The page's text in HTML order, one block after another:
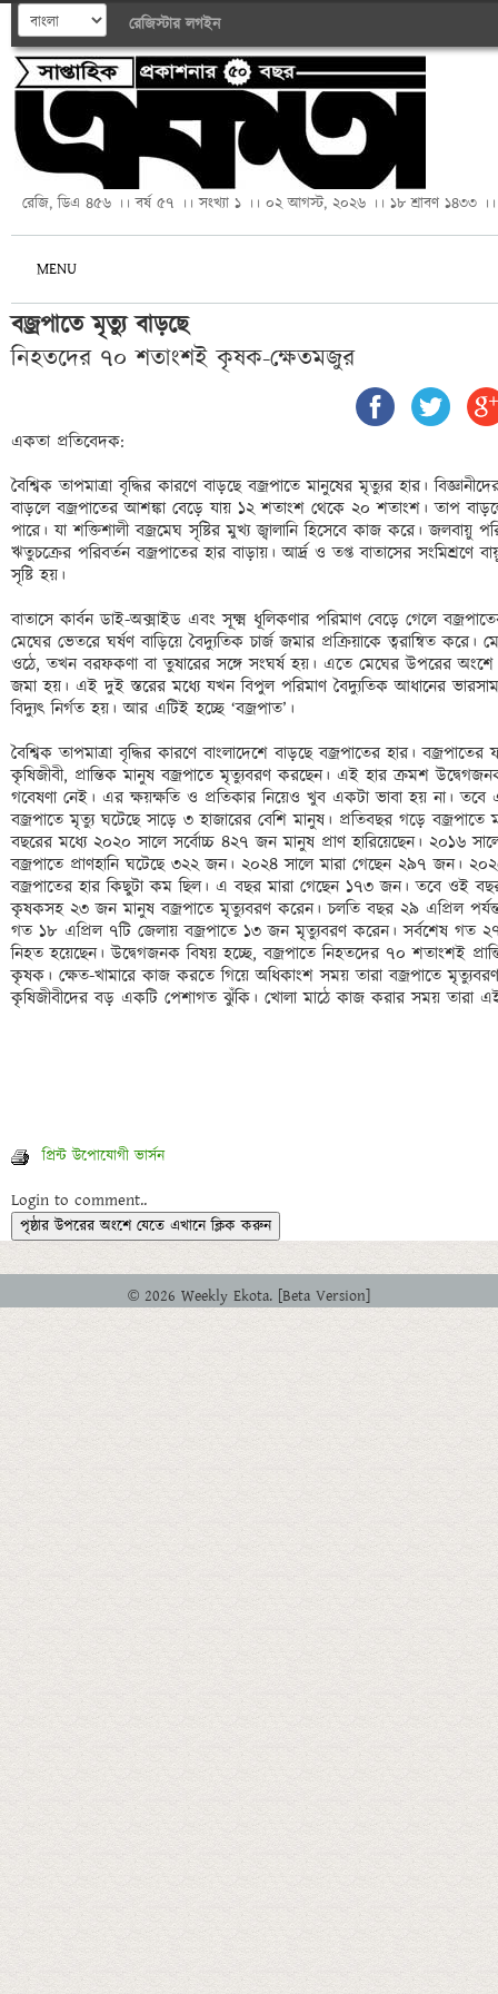
রেজিস্টার লগইন
রেজি, ডিএ ৪৫৬ ।। বর্ষ ৫৭ ।। সংখ্যা ১ ।। ০২ আগস্ট, ২০২৬ ।। ১৮ শ্রাবণ ১৪৩৩ ।।
MENU
বজ্রপাতে মৃত্যু বাড়ছে
নিহতদের ৭০ শতাংশই কৃষক-ক্ষেতমজুর
একতা প্রতিবেদক:
বৈশ্বিক তাপমাত্রা বৃদ্ধির কারণে বাড়ছে বজ্রপাতে মানুষের মৃত্যুর হার।
বাড়লে বজ্রপাতের আশঙ্কা বেড়ে যায় ১২ শতাংশ থেকে ২০ শতাংশ। তাপ
পারে। যা শক্তিশালী বজ্রমেঘ সৃষ্টির মুখ্য জ্বালানি হিসেবে কাজ করে। জলবায়ু
ঋতুচক্রের পরিবর্তন বজ্রপাতের হার বাড়ায়। আর্দ্র ও তপ্ত বাতাসের সংমিশ্রণে
সৃষ্টি হয়।
বাতাসে কার্বন ডাই-অক্সাইড এবং সূক্ষ্ম ধূলিকণার পরিমাণ বেড়ে গেলে
মেঘের ভেতরে ঘর্ষণ বাড়িয়ে বৈদ্যুতিক চার্জ জমার প্রক্রিয়াকে ত্বরান্বিত
ওঠে, তখন বরফকণা বা তুষারের সঙ্গে সংঘর্ষ হয়। এতে মেঘের উপরের অংশে
জমা হয়। এই দুই স্তরের মধ্যে যখন বিপুল পরিমাণ বৈদ্যুতিক আধানের
বিদ্যুৎ নির্গত হয়। আর এটিই হচ্ছে ‘বজ্রপাত’।
বৈশ্বিক তাপমাত্রা বৃদ্ধির কারণে বাংলাদেশে বাড়ছে বজ্রপাতের হার।
কৃষিজীবী, প্রান্তিক মানুষ বজ্রপাতে মৃত্যুবরণ করছেন। এই হার ক্রমশ
গবেষণা নেই। এর ক্ষয়ক্ষতি ও প্রতিকার নিয়েও খুব একটা ভাবা হয় না।
বজ্রপাতে মৃত্যু ঘটেছে সাড়ে ৩ হাজারের বেশি মানুষ। প্রতিবছর গড়ে
বছরের মধ্যে ২০২০ সালে সর্বোচ্চ ৪২৭ জন মানুষ প্রাণ হারিয়েছেন। ২০১৬
বজ্রপাতে প্রাণহানি ঘটেছে ৩২২ জন। ২০২৪ সালে মারা গেছেন ২৯৭ জন।
বজ্রপাতের হার কিছুটা কম ছিল। এ বছর মারা গেছেন ১৭৩ জন। তবে ওই
কৃষকসহ ২৩ জন মানুষ বজ্রপাতে মৃত্যুবরণ করেন। চলতি বছর ২৯ এপ্রিল
গত ১৮ এপ্রিল ৭টি জেলায় বজ্রপাতে ১৩ জন মৃত্যুবরণ করেন। সর্বশেষ গত
নিহত হয়েছেন। উদ্বেগজনক বিষয় হচ্ছে, বজ্রপাতে নিহতদের ৭০ শতাংশই
কৃষক। ক্ষেত-খামারে কাজ করতে গিয়ে অধিকাংশ সময় তারা বজ্রপাতে
প্রিন্ট উপোযোগী ভার্সন
Login to comment..
পৃষ্ঠার উপরের অংশে যেতে এখানে ক্লিক করুন
© 2026 Weekly Ekota. [Beta Version]